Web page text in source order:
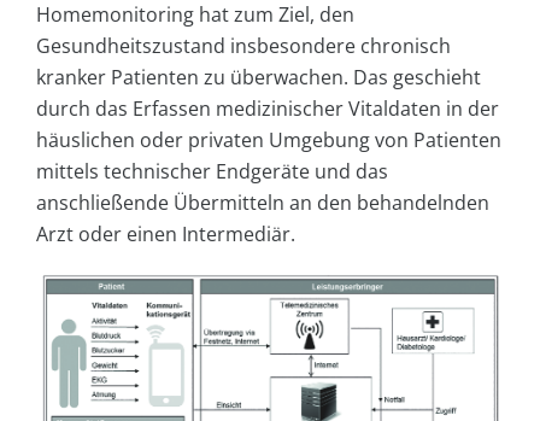
Homemonitoring hat zum Ziel, den
Gesundheitszustand insbesondere chronisch
kranker Patienten zu überwachen. Das geschieht
durch das Erfassen medizinischer Vitaldaten in der
häuslichen oder privaten Umgebung von Patienten
mittels technischer Endgeräte und das
anschließende Übermitteln an den behandelnden
Arzt oder einen Intermediär.